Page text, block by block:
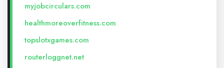
myjobcirculars.com
healthmoreoverfitness.com
topslotxgames.com
routerloggnet.net